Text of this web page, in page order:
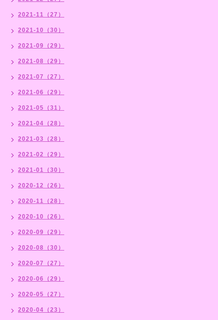
2021-11（27）
2021-10（30）
2021-09（29）
2021-08（29）
2021-07（27）
2021-06（29）
2021-05（31）
2021-04（28）
2021-03（28）
2021-02（29）
2021-01（30）
2020-12（26）
2020-11（28）
2020-10（26）
2020-09（29）
2020-08（30）
2020-07（27）
2020-06（29）
2020-05（27）
2020-04（23）